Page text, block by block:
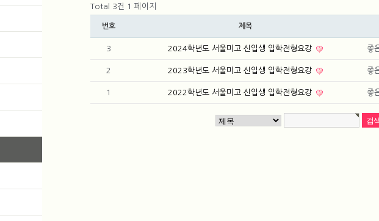
Total 3건 1 페이지
번호 제목
3 2024학년도 서울미고 신입생 입학전형요강 좋
2 2023학년도 서울미고 신입생 입학전형요강 좋
1 2022학년도 서울미고 신입생 입학전형요강 좋